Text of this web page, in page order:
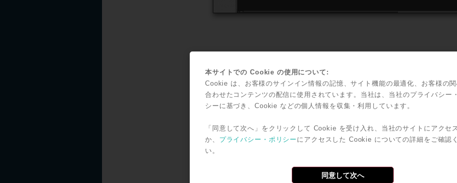
ません。まずご紹介すべきは扱えるトラック数とその入力数です。
は48/96/192kHz時でHDX1の場合256/128/64（HDX3の場合は768/
128/64/32を大きく上回ります。そして、最大インプット数はHDに
（HDXcard1枚で最大64ch）、Nativeでは32チャンネルとなりこち
きます。また、あまり語られない部分かもしれませんがAUXトラッ
は512ch、Nativeでは128chとなっており、大型のセッションを扱
す。
本サイトでの Cookie の使用について:
Cookie は、お客様のサインイン情報の記憶、サイト機能の最適化、お客様の
合わせたコンテンツの配信に使用されています。当社は、当社のプライバシー
シーに基づき、Cookie などの個人情報を収集・利用しています。
「同意して次へ」をクリックして Cookie を受け入れ、当社のサイトにアクセ
か、 プライバシー・ポリシー にアクセスした Cookie についての詳細をご確認
い。
同意して次へ